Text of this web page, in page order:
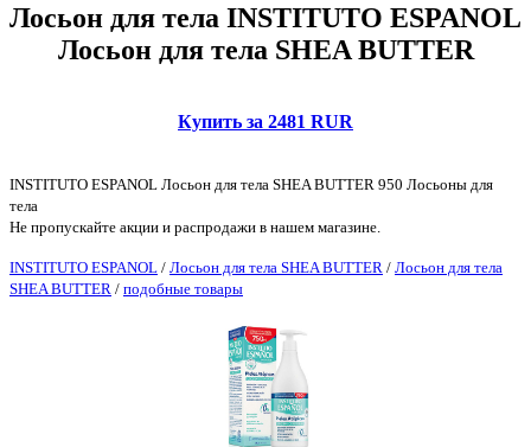
Лосьон для тела INSTITUTO ESPANOL
Лосьон для тела SHEA BUTTER
Купить за 2481 RUR
INSTITUTO ESPANOL Лосьон для тела SHEA BUTTER 950 Лосьоны для
тела
Не пропускайте акции и распродажи в нашем магазине.
INSTITUTO ESPANOL / Лосьон для тела SHEA BUTTER / Лосьон для тела
SHEA BUTTER / подобные товары